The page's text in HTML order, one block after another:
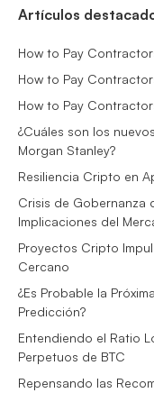
Artículos
How to Pay
How to Pay
How to Pay
¿Cuáles son los
Morgan Stanley?
Resiliencia Cripto en
Crisis de Gobernanza
Implicaciones del
Proyectos Cripto
Cercano
¿Es Probable la
Predicción?
Entendiendo el Ratio
Perpetuos de BTC
Repensando las